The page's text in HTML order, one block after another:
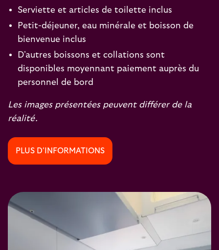
Serviette et articles de toilette inclus
Petit-déjeuner, eau minérale et boisson de
bienvenue inclus
D'autres boissons et collations sont
disponibles moyennant paiement auprès du
personnel de bord
Les images présentées peuvent différer de la
réalité.
PLUS D'INFORMATIONS